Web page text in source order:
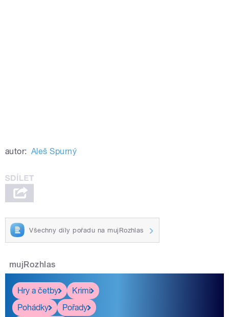
autor: Aleš Spurný
Všechny díly pořadu na mujRozhlas
mujRozhlas
Hry a četby
Krimi
Pohádky
Pořady